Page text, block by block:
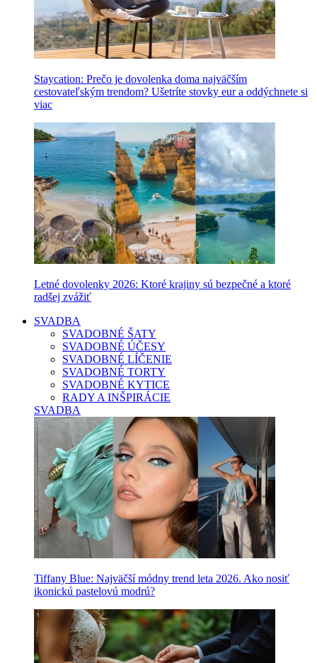
Staycation: Prečo je dovolenka doma najväčším
cestovateľským trendom? Ušetríte stovky eur a oddýchnete si
viac
Letné dovolenky 2026: Ktoré krajiny sú bezpečné a ktoré
radšej zvážiť
SVADBA
SVADOBNÉ ŠATY
SVADOBNÉ ÚČESY
SVADOBNÉ LÍČENIE
SVADOBNÉ TORTY
SVADOBNÉ KYTICE
RADY A INŠPIRÁCIE
SVADBA
Tiffany Blue: Najväčší módny trend leta 2026. Ako nosiť
ikonickú pastelovú modrú?